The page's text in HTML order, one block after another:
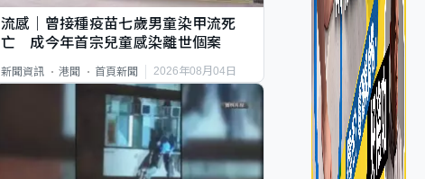
流感｜曾接種疫苗七歲男童染甲流死
亡 成今年首宗兒童感染離世個案
新聞資訊 港聞 首頁新聞 2026年08月04日